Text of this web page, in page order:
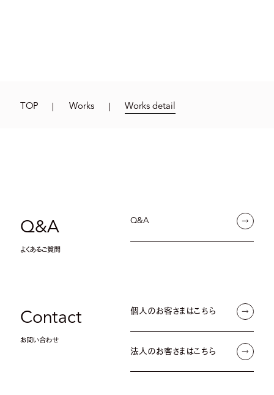
TOP Works Works detail
Q&A
よくあるご質問
Q&A
Contact
お問い合わせ
個人のお客さまはこちら
法人のお客さまはこちら